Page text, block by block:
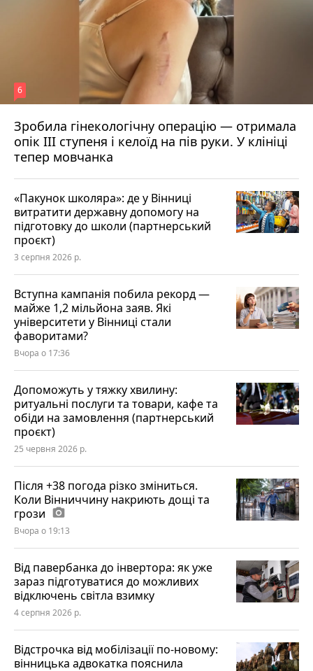
Зробила гінекологічну операцію — отримала
опік ІІІ ступеня і келоїд на пів руки. У клініці
тепер мовчанка
6
«Пакунок школяра»: де у Вінниці
витратити державну допомогу на
підготовку до школи (партнерський
проєкт)
3 серпня 2026 р.
Вступна кампанія побила рекорд —
майже 1,2 мільйона заяв. Які
університети у Вінниці стали
фаворитами?
Вчора о 17:36
Допоможуть у тяжку хвилину:
ритуальні послуги та товари, кафе та
обіди на замовлення (партнерський
проєкт)
25 червня 2026 р.
Після +38 погода різко зміниться.
Коли Вінниччину накриють дощі та
грози photo_camera
Вчора о 19:13
Від павербанка до інвертора: як уже
зараз підготуватися до можливих
відключень світла взимку
4 серпня 2026 р.
Відстрочка від мобілізації по-новому:
вінницька адвокатка пояснила